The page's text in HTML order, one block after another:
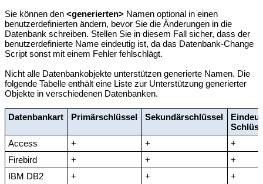
Sie können den <generierten>Namen optional in einen
benutzerdefinierten ändern, bevor Sie die Änderungen in die
Datenbank schreiben. Stellen Sie in diesem Fall sicher, dass der
benutzerdefinierte Name eindeutig ist, da das Datenbank-Change
Script sonst mit einem Fehler fehlschlägt.
Nicht alle Datenbankobjekte unterstützen generierte Namen. Die
folgende Tabelle enthält eine Liste zur Unterstützung generierter
Objekte in verschiedenen Datenbanken.
Datenbankart Primärschlüssel Sekundärschlüssel
Access
+ +
+
Firebird
+ +
+
IBM DB2
+ +
+